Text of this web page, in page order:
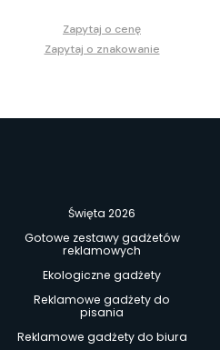
Zapytaj o cenę
Zapytaj o znakowanie
Święta 2026
Gotowe zestawy gadżetów
reklamowych
Ekologiczne gadżety
Reklamowe gadżety do
pisania
Reklamowe gadżety do biura